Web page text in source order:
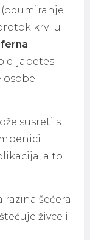
krvi u
dijabetes
osobe
susreti s
a to
razina šećera
živce i